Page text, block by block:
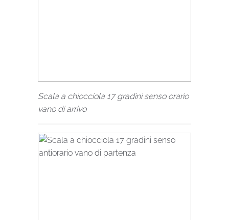
Scala a chiocciola 17 gradini senso orario
vano di arrivo